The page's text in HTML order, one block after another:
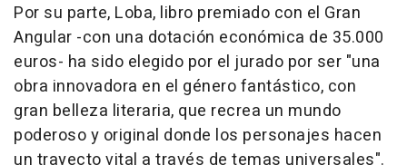
Por su parte, Loba, libro premiado con el Gran
Angular -con una dotación económica de 35.000
euros- ha sido elegido por el jurado por ser "una
obra innovadora en el género fantástico, con
gran belleza literaria, que recrea un mundo
poderoso y original donde los personajes hacen